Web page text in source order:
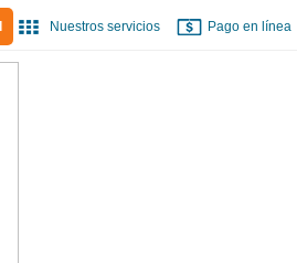
Nuestros servicios Pago en línea